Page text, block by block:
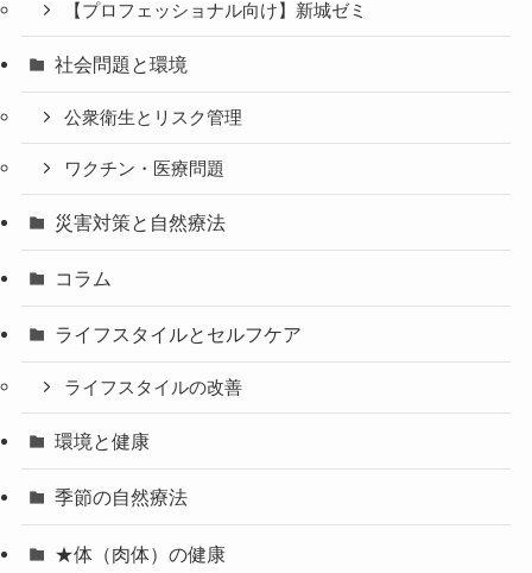
【プロフェッショナル向け】新城ゼミ
社会問題と環境
公衆衛生とリスク管理
ワクチン・医療問題
災害対策と自然療法
コラム
ライフスタイルとセルフケア
ライフスタイルの改善
環境と健康
季節の自然療法
★体（肉体）の健康